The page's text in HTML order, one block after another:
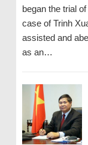
began the trial
case of Trinh
assisted and
as an…